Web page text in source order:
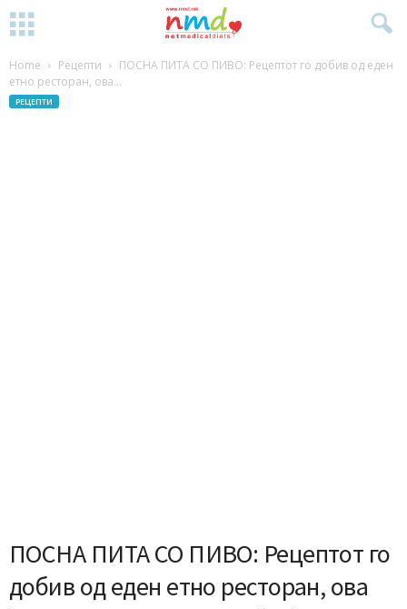
Home Рецепти
ПОСНА ПИТА СО ПИВО: Рецептот го добив од еден
етно ресторан, ова...
РЕЦЕПТИ
ПОСНА ПИТА СО ПИВО: Рецептот го
добив од еден етно ресторан, ова